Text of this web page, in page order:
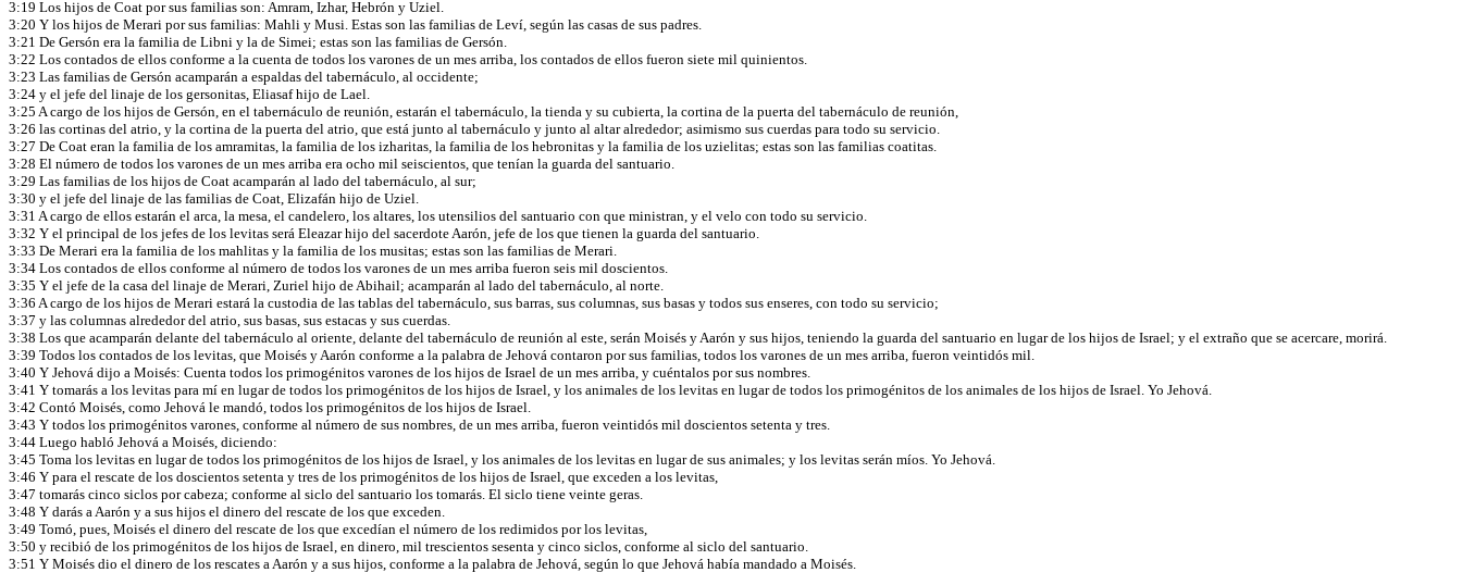
3:19 Los hijos de Coat por sus familias son: Amram, Izhar, Hebrón y Uziel.
3:20 Y los hijos de Merari por sus familias: Mahli y Musi. Estas son las familias de Leví, según las casas de sus padres.
3:21 De Gersón era la familia de Libni y la de Simei; estas son las familias de Gersón.
3:22 Los contados de ellos conforme a la cuenta de todos los varones de un mes arriba, los contados de ellos fueron siete mil quinientos.
3:23 Las familias de Gersón acamparán a espaldas del tabernáculo, al occidente;
3:24 y el jefe del linaje de los gersonitas, Eliasaf hijo de Lael.
3:25 A cargo de los hijos de Gersón, en el tabernáculo de reunión, estarán el tabernáculo, la tienda y su cubierta, la cortina de la puerta del tabernáculo de reunión,
3:26 las cortinas del atrio, y la cortina de la puerta del atrio, que está junto al tabernáculo y junto al altar alrededor; asimismo sus cuerdas para todo su servicio.
3:27 De Coat eran la familia de los amramitas, la familia de los izharitas, la familia de los hebronitas y la familia de los uzielitas; estas son las familias coatitas.
3:28 El número de todos los varones de un mes arriba era ocho mil seiscientos, que tenían la guarda del santuario.
3:29 Las familias de los hijos de Coat acamparán al lado del tabernáculo, al sur;
3:30 y el jefe del linaje de las familias de Coat, Elizafán hijo de Uziel.
3:31 A cargo de ellos estarán el arca, la mesa, el candelero, los altares, los utensilios del santuario con que ministran, y el velo con todo su servicio.
3:32 Y el principal de los jefes de los levitas será Eleazar hijo del sacerdote Aarón, jefe de los que tienen la guarda del santuario.
3:33 De Merari era la familia de los mahlitas y la familia de los musitas; estas son las familias de Merari.
3:34 Los contados de ellos conforme al número de todos los varones de un mes arriba fueron seis mil doscientos.
3:35 Y el jefe de la casa del linaje de Merari, Zuriel hijo de Abihail; acamparán al lado del tabernáculo, al norte.
3:36 A cargo de los hijos de Merari estará la custodia de las tablas del tabernáculo, sus barras, sus columnas, sus basas y todos sus enseres, con todo su servicio;
3:37 y las columnas alrededor del atrio, sus basas, sus estacas y sus cuerdas.
3:38 Los que acamparán delante del tabernáculo al oriente, delante del tabernáculo de reunión al este, serán Moisés y Aarón y sus hijos, teniendo la guarda del santuario en lugar de los hijos de Israel; y el extraño que se acercare, morirá.
3:39 Todos los contados de los levitas, que Moisés y Aarón conforme a la palabra de Jehová contaron por sus familias, todos los varones de un mes arriba, fueron veintidós mil.
3:40 Y Jehová dijo a Moisés: Cuenta todos los primogénitos varones de los hijos de Israel de un mes arriba, y cuéntalos por sus nombres.
3:41 Y tomarás a los levitas para mí en lugar de todos los primogénitos de los hijos de Israel, y los animales de los levitas en lugar de todos los primogénitos de los animales de los hijos de Israel. Yo Jehová.
3:42 Contó Moisés, como Jehová le mandó, todos los primogénitos de los hijos de Israel.
3:43 Y todos los primogénitos varones, conforme al número de sus nombres, de un mes arriba, fueron veintidós mil doscientos setenta y tres.
3:44 Luego habló Jehová a Moisés, diciendo:
3:45 Toma los levitas en lugar de todos los primogénitos de los hijos de Israel, y los animales de los levitas en lugar de sus animales; y los levitas serán míos. Yo Jehová.
3:46 Y para el rescate de los doscientos setenta y tres de los primogénitos de los hijos de Israel, que exceden a los levitas,
3:47 tomarás cinco siclos por cabeza; conforme al siclo del santuario los tomarás. El siclo tiene veinte geras.
3:48 Y darás a Aarón y a sus hijos el dinero del rescate de los que exceden.
3:49 Tomó, pues, Moisés el dinero del rescate de los que excedían el número de los redimidos por los levitas,
3:50 y recibió de los primogénitos de los hijos de Israel, en dinero, mil trescientos sesenta y cinco siclos, conforme al siclo del santuario.
3:51 Y Moisés dio el dinero de los rescates a Aarón y a sus hijos, conforme a la palabra de Jehová, según lo que Jehová había mandado a Moisés.